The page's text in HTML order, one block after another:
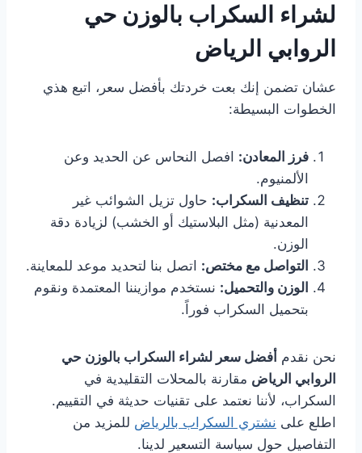
لشراء السكراب بالوزن حي
الروابي الرياض
عشان تضمن إنك بعت خردتك بأفضل سعر، اتبع هذي
الخطوات البسيطة:
فرز المعادن: افصل النحاس عن الحديد وعن
الألمنيوم.
تنظيف السكراب: حاول تزيل الشوائب غير
المعدنية (مثل البلاستيك أو الخشب) لزيادة دقة
الوزن.
التواصل مع مختص: اتصل بنا لتحديد موعد للمعاينة.
الوزن والتحميل: نستخدم موازيننا المعتمدة ونقوم
بتحميل السكراب فوراً.
نحن نقدم أفضل سعر لشراء السكراب بالوزن حي
الروابي الرياض مقارنة بالمحلات التقليدية في
السكراب، لأننا نعتمد على تقنيات حديثة في التقييم.
اطلع على نشتري السكراب بالرياض للمزيد من
التفاصيل حول سياسة التسعير لدينا.